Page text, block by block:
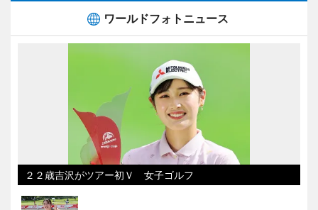
ワールドフォトニュース
２２歳吉沢がツアー初Ｖ 女子ゴルフ